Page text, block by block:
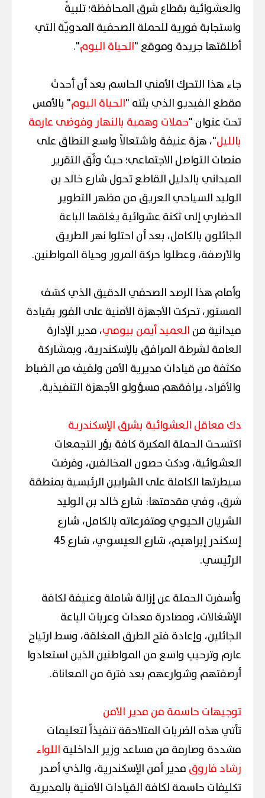
والعشوائية بقطاع شرق المحافظة؛ تلبيةً
واستجابة فورية للحملة الصحفية المدويّة التي
أطلقتها جريدة وموقع "الحياة اليوم".
جاء هذا التحرك الأمني الحاسم بعد أن أحدث
مقطع الفيديو الذي بثته "الحياة اليوم" بالأمس
تحت عنوان "حملات وهمية بالنهار وفوضى عارمة
بالليل"، هزة عنيفة واشتعالاً واسع النطاق على
منصات التواصل الاجتماعي؛ حيث وثّق التقرير
الميداني بالدليل القاطع تحول شارع خالد بن
الوليد السياحي العريق من مظهر التطوير
الحضاري إلى ثكنة عشوائية يغلقها الباعة
الجائلون بالكامل، بعد أن احتلوا نهر الطريق
والأرصفة، وعطلوا حركة المرور وحياة المواطنين.
وأمام هذا الرصد الصحفي الدقيق الذي كشف
المستور، تحركت الأجهزة الأمنية على الفور بقيادة
ميدانية من العميد أيمن بيومي، مدير الإدارة
العامة لشرطة المرافق بالإسكندرية، وبمشاركة
مكثفة من قيادات مديرية الأمن ولفيف من الضباط
والأفراد، يرافقهم مسؤولو الأجهزة التنفيذية.
دك معاقل العشوائية بشرق الإسكندرية
اكتسحت الحملة المكبرة كافة بؤر التجمعات
العشوائية، ودكت حصون المخالفين، وفرضت
سيطرتها الكاملة على الشرايين الرئيسية بمنطقة
شرق، وفي مقدمتها: شارع خالد بن الوليد
الشريان الحيوي ومتفرعاته بالكامل، شارع
إسكندر إبراهيم، شارع العيسوي،
شارع 45
الرئيسي.
وأسفرت الحملة عن إزالة شاملة وعنيفة لكافة
الإشغالات، ومصادرة معدات وعربات الباعة
الجائلين، وإعادة فتح الطرق المغلقة، وسط ارتياح
عارم وترحيب واسع من المواطنين الذين استعادوا
أرصفتهم وشوارعهم بعد فترة من المعاناة.
توجيهات حاسمة من مدير الأمن
تأتي هذه الضربات المتلاحقة تنفيذاً لتعليمات
مشددة وصارمة من مساعد وزير الداخلية اللواء
رشاد فاروق مدير أمن الإسكندرية، والذي أصدر
تكليفات حاسمة لكافة القيادات الأمنية بالمديرية